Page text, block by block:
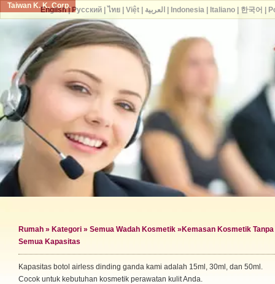
Taiwan K. K. Corp.
Rumah » Kategori » Semua Wadah Kosmetik » Kemasan Kosmetik
Semua Kapasitas
Kapasitas botol airless dinding ganda kami adalah 15ml, 30ml, dan 50ml.
Cocok untuk kebutuhan kosmetik perawatan kulit Anda.
English| Русский| ไทย| Việt| العربية Indonesia| Italiano| 한국어